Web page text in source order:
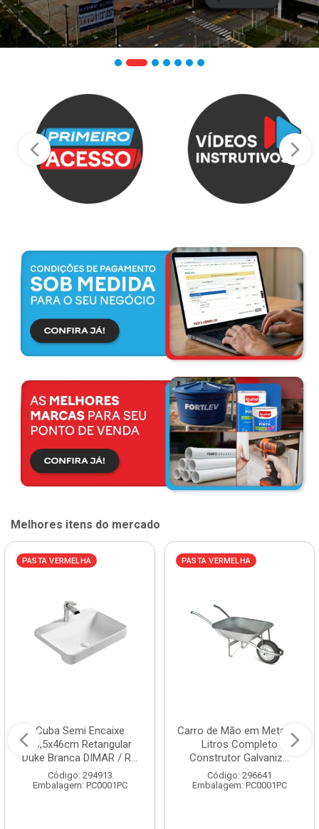
Melhores itens do mercado
PASTA VERMELHA
Cuba Semi Encaixe
58,5x46cm Retangular
Duke Branca DIMAR / R...
Código: 294913
Embalagem: PC0001PC
PASTA VERMELHA
Carro de Mão em Metal 60
Litros Completo
Construtor Galvaniz...
Código: 296641
Embalagem: PC0001PC